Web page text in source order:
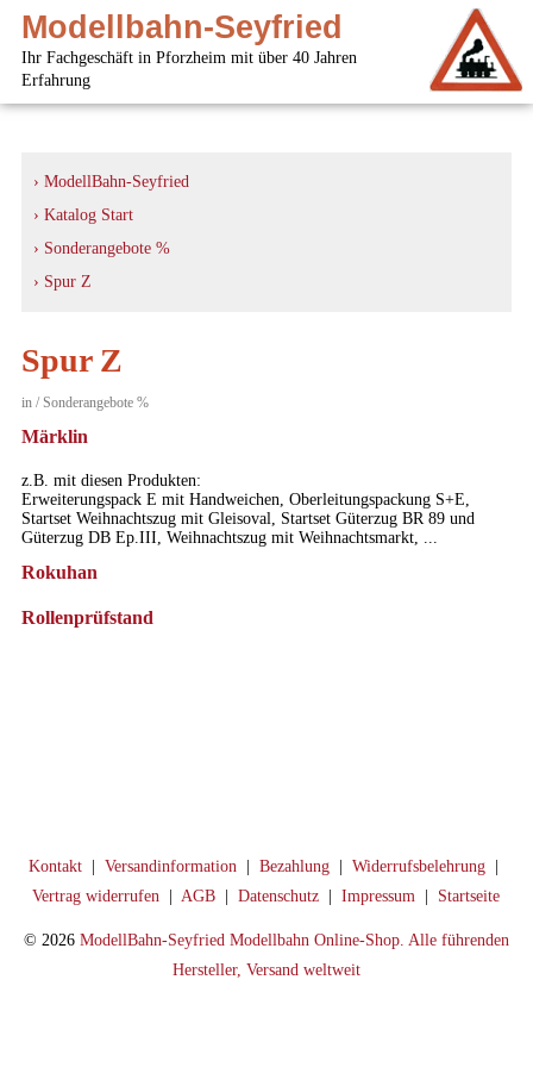
› ModellBahn-Seyfried
› Katalog Start
› Sonderangebote %
› Spur Z
Spur Z
in / Sonderangebote %
Märklin
z.B. mit diesen Produkten:
Erweiterungspack E mit Handweichen, Oberleitungspackung S+E,
Startset Weihnachtszug mit Gleisoval, Startset Güterzug BR 89 und
Güterzug DB Ep.III, Weihnachtszug mit Weihnachtsmarkt, ...
Rokuhan
Rollenprüfstand
Modellbahn-Seyfried
Ihr Fachgeschäft in Pforzheim mit über 40 Jahren
Erfahrung
Kontakt |Versandinformation |Bezahlung |Widerrufsbelehrung
Vertrag widerrufen
AGB |Datenschutz |Impressum Startseite
© 2026 ModellBahn-Seyfried Modellbahn Online-Shop. Alle führenden
Hersteller, Versand weltweit